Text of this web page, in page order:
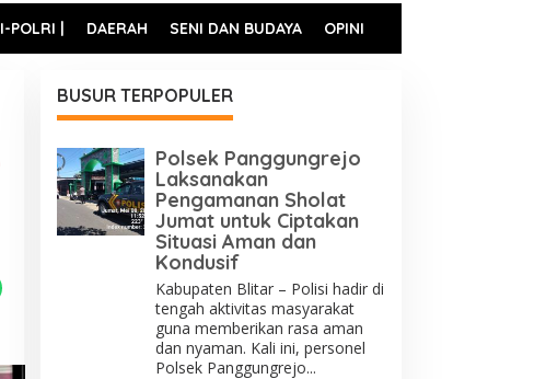
POLRI | DAERAH SENI DAN BUDAYA OPINI
BUSUR TERPOPULER
Polsek Panggungrejo
Laksanakan
Pengamanan Sholat
Jumat untuk Ciptakan
Situasi Aman dan
Kondusif
Kabupaten Blitar – Polisi hadir di
tengah aktivitas masyarakat
guna memberikan rasa aman
dan nyaman. Kali ini, personel
Polsek Panggungrejo...